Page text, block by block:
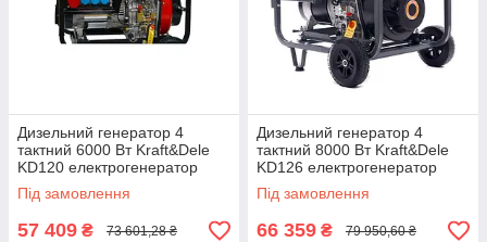
Дизельний генератор 4
тактний 6000 Вт Kraft&Dele
KD120 електрогенератор
дизельний
Під замовлення
57 409 ₴ 73 601,28 ₴
Дизельний генератор 4
тактний 8000 Вт Kraft&Dele
KD126 електрогенератор
дизельний
Під замовлення
66 359 ₴ 79 950,60 ₴